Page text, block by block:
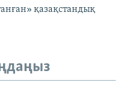
қазақстандық